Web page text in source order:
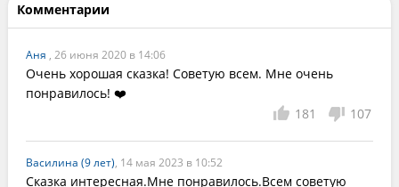
Комментарии
Аня , 26 июня 2020 в 14:06
Очень хорошая сказка! Советую всем. Мне очень
понравилось! ❤️
181
107
Василина (9 лет), 14 мая 2023 в 10:52
Сказка интересная.Мне понравилось.Всем советую